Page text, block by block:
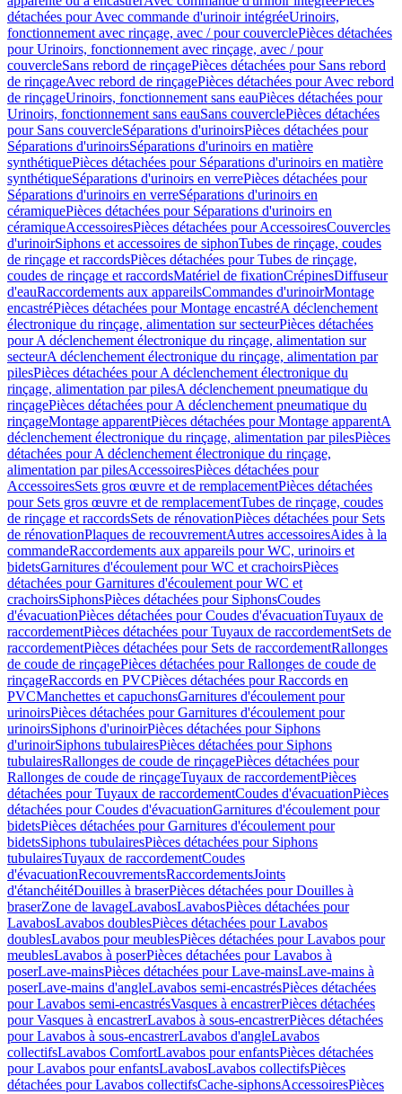
détachées pour Avec commande d'urinoir intégréeUrinoirs,
fonctionnement avec rinçage, avec / pour couverclePièces détachées
pour Urinoirs, fonctionnement avec rinçage, avec / pour
couvercleSans rebord de rinçagePièces détachées pour Sans rebord
de rinçageAvec rebord de rinçagePièces détachées pour Avec rebord
de rinçageUrinoirs, fonctionnement sans eauPièces détachées pour
Urinoirs, fonctionnement sans eauSans couverclePièces détachées
pour Sans couvercleSéparations d'urinoirsPièces détachées pour
Séparations d'urinoirsSéparations d'urinoirs en matière
synthétiquePièces détachées pour Séparations d'urinoirs en matière
synthétiqueSéparations d'urinoirs en verrePièces détachées pour
Séparations d'urinoirs en verreSéparations d'urinoirs en
céramiquePièces détachées pour Séparations d'urinoirs en
céramiqueAccessoiresPièces détachées pour AccessoiresCouvercles
d'urinoirSiphons et accessoires de siphonTubes de rinçage, coudes
de rinçage et raccordsPièces détachées pour Tubes de rinçage,
coudes de rinçage et raccordsMatériel de fixationCrépinesDiffuseur
d'eauRaccordements aux appareilsCommandes d'urinoirMontage
encastréPièces détachées pour Montage encastréA déclenchement
électronique du rinçage, alimentation sur secteurPièces détachées
pour A déclenchement électronique du rinçage, alimentation sur
secteurA déclenchement électronique du rinçage, alimentation par
pilesPièces détachées pour A déclenchement électronique du
rinçage, alimentation par pilesA déclenchement pneumatique du
rinçagePièces détachées pour A déclenchement pneumatique du
rinçageMontage apparentPièces détachées pour Montage apparentA
déclenchement électronique du rinçage, alimentation par pilesPièces
détachées pour A déclenchement électronique du rinçage,
alimentation par pilesAccessoiresPièces détachées pour
AccessoiresSets gros œuvre et de remplacementPièces détachées
pour Sets gros œuvre et de remplacementTubes de rinçage, coudes
de rinçage et raccordsSets de rénovationPièces détachées pour Sets
de rénovationPlaques de recouvrementAutres accessoiresAides à la
commandeRaccordements aux appareils pour WC, urinoirs et
bidetsGarnitures d'écoulement pour WC et crachoirsPièces
détachées pour Garnitures d'écoulement pour WC et
crachoirsSiphonsPièces détachées pour SiphonsCoudes
d'évacuationPièces détachées pour Coudes d'évacuationTuyaux de
raccordementPièces détachées pour Tuyaux de raccordementSets de
raccordementPièces détachées pour Sets de raccordementRallonges
de coude de rinçagePièces détachées pour Rallonges de coude de
rinçageRaccords en PVCPièces détachées pour Raccords en
PVCManchettes et capuchonsGarnitures d'écoulement pour
urinoirsPièces détachées pour Garnitures d'écoulement pour
urinoirsSiphons d'urinoirPièces détachées pour Siphons
d'urinoirSiphons tubulairesPièces détachées pour Siphons
tubulairesRallonges de coude de rinçagePièces détachées pour
Rallonges de coude de rinçageTuyaux de raccordementPièces
détachées pour Tuyaux de raccordementCoudes d'évacuationPièces
détachées pour Coudes d'évacuationGarnitures d'écoulement pour
bidetsPièces détachées pour Garnitures d'écoulement pour
bidetsSiphons tubulairesPièces détachées pour Siphons
tubulairesTuyaux de raccordementCoudes
d'évacuationRecouvrementsRaccordementsJoints
d'étanchéitéDouilles à braserPièces détachées pour Douilles à
braserZone de lavageLavabosLavabosPièces détachées pour
LavabosLavabos doublesPièces détachées pour Lavabos
doublesLavabos pour meublesPièces détachées pour Lavabos pour
meublesLavabos à poserPièces détachées pour Lavabos à
poserLave-mainsPièces détachées pour Lave-mainsLave-mains à
poserLave-mains d'angleLavabos semi-encastrésPièces détachées
pour Lavabos semi-encastrésVasques à encastrerPièces détachées
pour Vasques à encastrerLavabos à sous-encastrerPièces détachées
pour Lavabos à sous-encastrerLavabos d'angleLavabos
collectifsLavabos ComfortLavabos pour enfantsPièces détachées
pour Lavabos pour enfantsLavabosLavabos collectifsPièces
détachées pour Lavabos collectifsCache-siphonsAccessoiresPièces